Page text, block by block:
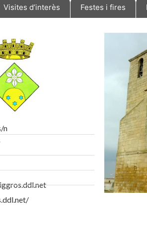
Visites d’interès Festes i fires
n